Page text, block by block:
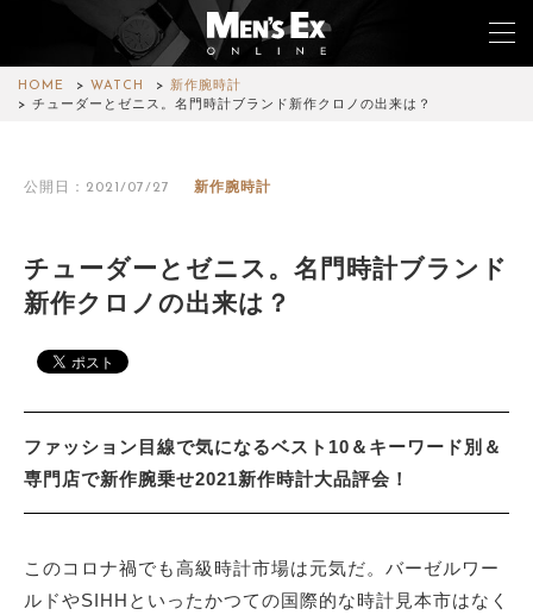
HOME WATCH
新作腕時計
チューダーとゼニス。名門時計ブランド新作クロノの出来は？
公開日：2021/07/27 新作腕時計
チューダーとゼニス。名門時計ブランド
新作クロノの出来は？
ファッション目線で気になるベスト10＆キーワード別＆
専門店で新作腕乗せ2021新作時計大品評会！
このコロナ禍でも高級時計市場は元気だ。バーゼルワー
ルドやSIHHといったかつての国際的な時計見本市はなく
WATCH
CAR&BIKE
LIFESTYLE
MAGAZINE
サイトマップ